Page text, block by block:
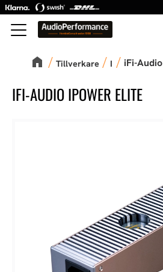
Meny
Tillverkare I iFi-Audio
IFI-AUDIO IPOWER ELITE